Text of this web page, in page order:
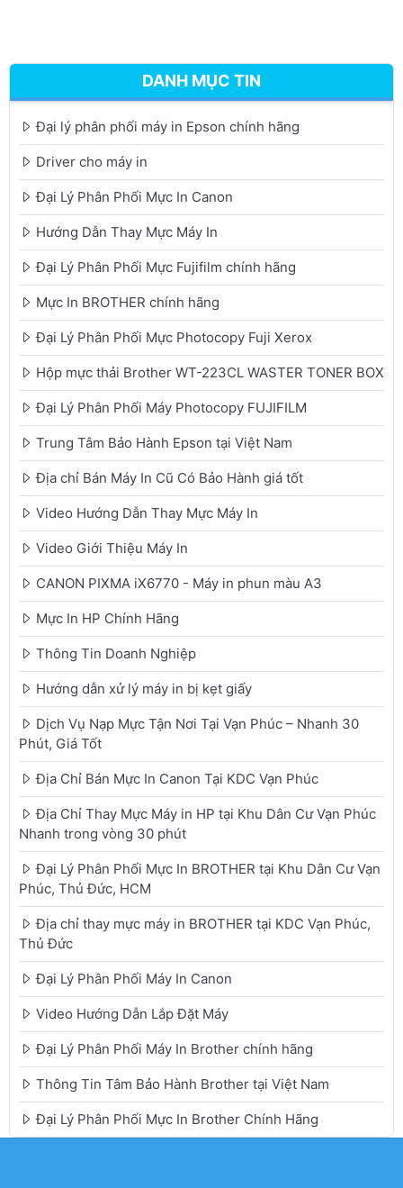
DANH MỤC TIN
Đại lý phân phối máy in Epson chính hãng
Driver cho máy in
Đại Lý Phân Phối Mực In Canon
Hướng Dẫn Thay Mực Máy In
Đại Lý Phân Phối Mực Fujifilm chính hãng
Mực In BROTHER chính hãng
Đại Lý Phân Phối Mực Photocopy Fuji Xerox
Hộp mực thải Brother WT-223CL WASTER TONER BOX
Đại Lý Phân Phối Máy Photocopy FUJIFILM
Trung Tâm Bảo Hành Epson tại Việt Nam
Địa chỉ Bán Máy In Cũ Có Bảo Hành giá tốt
Video Hướng Dẫn Thay Mực Máy In
Video Giới Thiệu Máy In
CANON PIXMA iX6770 - Máy in phun màu A3
Mực In HP Chính Hãng
Thông Tin Doanh Nghiệp
Hướng dẫn xử lý máy in bị kẹt giấy
Dịch Vụ Nạp Mực Tận Nơi Tại Vạn Phúc – Nhanh 30
Phút, Giá Tốt
Địa Chỉ Bán Mực In Canon Tại KDC Vạn Phúc
Địa Chỉ Thay Mực Máy in HP tại Khu Dân Cư Vạn Phúc
Nhanh trong vòng 30 phút
Đại Lý Phân Phối Mực In BROTHER tại Khu Dân Cư Vạn
Phúc, Thủ Đức, HCM
Địa chỉ thay mực máy in BROTHER tại KDC Vạn Phúc,
Thủ Đức
Đại Lý Phân Phối Máy In Canon
Video Hướng Dẫn Lắp Đặt Máy
Đại Lý Phân Phối Máy In Brother chính hãng
Thông Tin Tâm Bảo Hành Brother tại Việt Nam
Đại Lý Phân Phối Mực In Brother Chính Hãng